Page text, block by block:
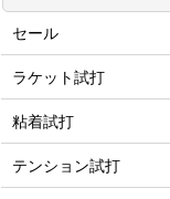
セール
ラケット試打
粘着試打
テンション試打